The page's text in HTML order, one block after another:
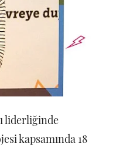
liderliğinde
kapsamında 18